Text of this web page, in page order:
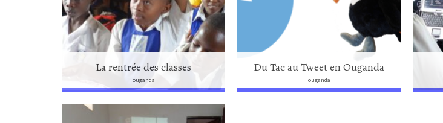
La rentrée des classes
ouganda
Du Tac au Tweet en Ouganda
ouganda